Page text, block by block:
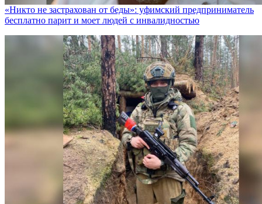
«Никто не заcтрахован от беды»: уфимский предприниматель
бесплатно парит и моет людей с инвалидностью